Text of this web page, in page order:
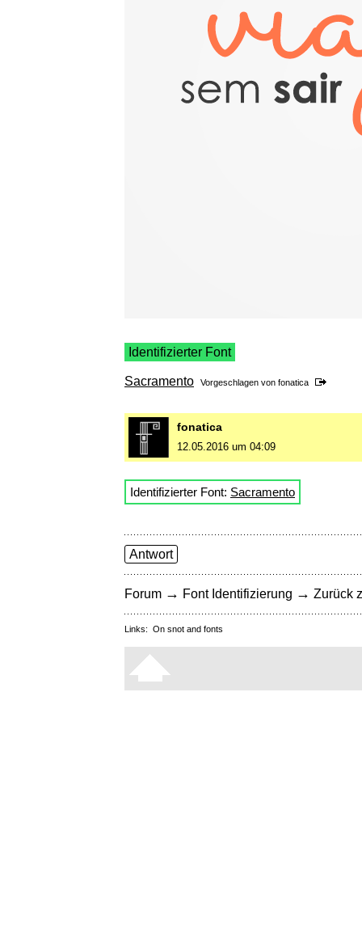
Identifizierter Font
Sacramento Vorgeschlagen von fonatica
fonatica
12.05.2016 um 04:09
Identifizierter Font: Sacramento
Antwort
Forum → Font Identifizierung → Zurück
Links: On snot and fonts